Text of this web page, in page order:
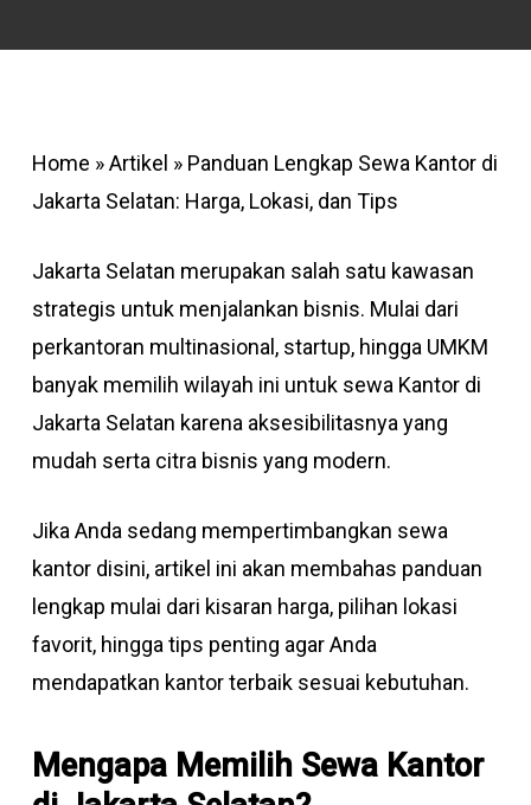
Home »Artikel » Panduan Lengkap Sewa Kantor di
Jakarta Selatan: Harga, Lokasi, dan Tips
Jakarta Selatan merupakan salah satu kawasan
strategis untuk menjalankan bisnis. Mulai dari
perkantoran multinasional, startup, hingga UMKM
banyak memilih wilayah ini untuk sewa Kantor di
Jakarta Selatan karena aksesibilitasnya yang
mudah serta citra bisnis yang modern.
Jika Anda sedang mempertimbangkan sewa
kantor disini, artikel ini akan membahas panduan
lengkap mulai dari kisaran harga, pilihan lokasi
favorit, hingga tips penting agar Anda
mendapatkan kantor terbaik sesuai kebutuhan.
Mengapa Memilih Sewa Kantor